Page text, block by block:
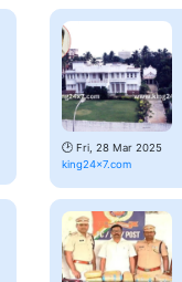
🕑 Fri, 28 Mar 2025
king24x7.com